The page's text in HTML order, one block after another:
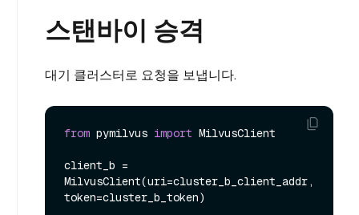
스탠바이 승격
대기 클러스터로 요청을 보냅니다.
from pymilvus import MilvusClient
client_b =
MilvusClient(uri=cluster_b_client_addr,
token=cluster_b_token)